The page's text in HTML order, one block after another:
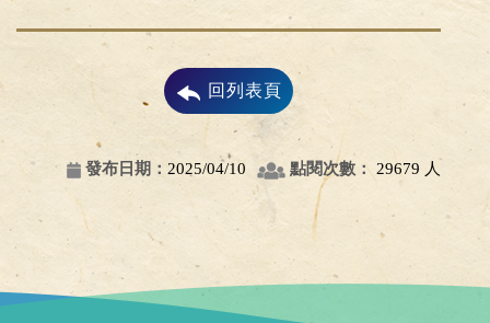
回列表頁
發布日期： 2025/04/10 點閱次數： 29679 人